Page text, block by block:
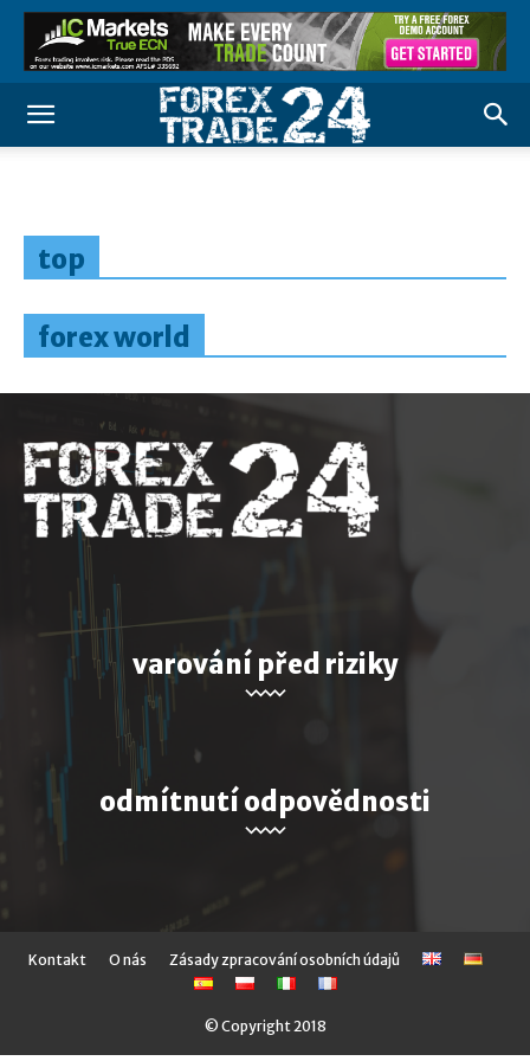
top
forex world
varování před riziky
odmítnutí odpovědnosti
Kontakt O nás Zásady zpracování osobních údajů
© Copyright 2018